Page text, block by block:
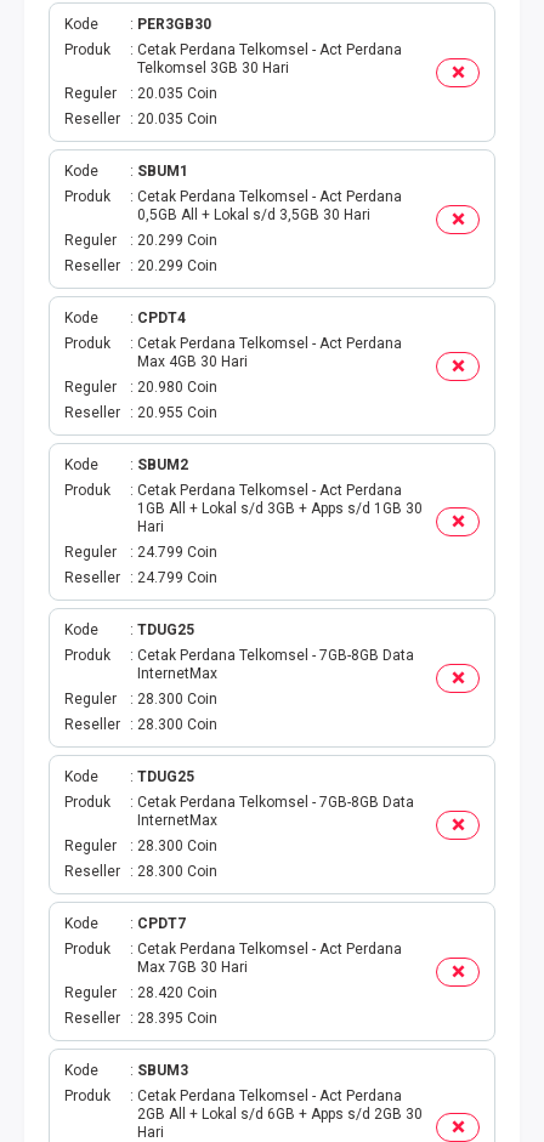
E MONEY
PDAM
TV PASCABAYAR
LISTRIK BULANAN
CICILAN BULANAN
TELEPON PASCABAYAR
INTERNET BULANAN
E-TILANG KENDARAAN
GAS NEGARA
GAS PGN
CEK KUOTA DAN PERDANA
BPJS
KUOTA PROMO
CEK VOUCHER
PRODUK PROMO
AKTIVASI VOUCHER
E TOLL
Kode
PER3GB30
Produk
Cetak Perdana Telkomsel - Act Perdana
Telkomsel 3GB 30 Hari
Reguler
20.035 Coin
Reseller
20.035 Coin
Kode
SBUM1
Produk
Cetak Perdana Telkomsel - Act Perdana
0,5GB All + Lokal s/d 3,5GB 30 Hari
Reguler
20.299 Coin
Reseller
20.299 Coin
Kode
CPDT4
Produk
Cetak Perdana Telkomsel - Act Perdana
Max 4GB 30 Hari
Reguler
20.980 Coin
Reseller
20.955 Coin
Kode
SBUM2
Produk
Cetak Perdana Telkomsel - Act Perdana
1GB All + Lokal s/d 3GB + Apps s/d 1GB 30
Hari
Reguler
24.799 Coin
Reseller
24.799 Coin
Kode
TDUG25
Produk
Cetak Perdana Telkomsel - 7GB-8GB Data
InternetMax
Reguler
28.300 Coin
Reseller
28.300 Coin
Kode
TDUG25
Produk
Cetak Perdana Telkomsel - 7GB-8GB Data
InternetMax
Reguler
28.300 Coin
Reseller
28.300 Coin
Kode
CPDT7
Produk
Cetak Perdana Telkomsel - Act Perdana
Max 7GB 30 Hari
Reguler
28.420 Coin
Reseller
28.395 Coin
Kode
SBUM3
Produk
Cetak Perdana Telkomsel - Act Perdana
2GB All + Lokal s/d 6GB + Apps s/d 2GB 30
Hari